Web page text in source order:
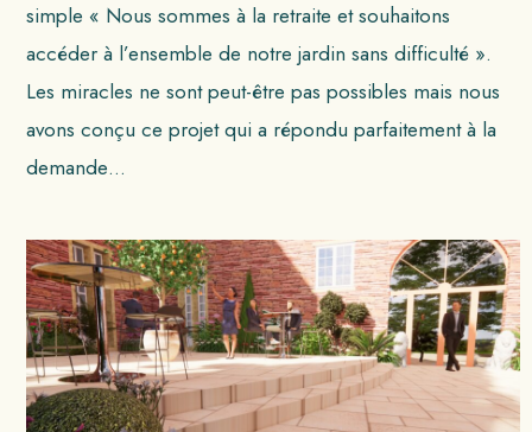
simple « Nous sommes à la retraite et souhaitons
accéder à l’ensemble de notre jardin sans difficulté ».
Les miracles ne sont peut-être pas possibles mais nous
avons conçu ce projet qui a répondu parfaitement à la
demande…